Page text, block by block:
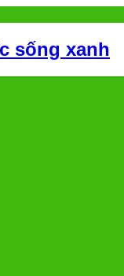
sống xanh